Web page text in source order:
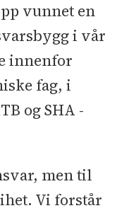
vunnet en
i vår
innenfor
fag, i
og SHA -
men til
Vi forstår